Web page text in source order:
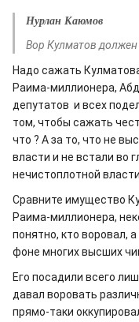
Нурлан Каюмов
Вор Кулматов
Надо сажать
Раима-миллионера,
депутатов и всех
том, чтобы сажать
что ? А за то, что не
власти и не встали во
нечистоплотной власти.
Сравните имущество
Раима-миллионера,
понятно, кто воровал,
фоне многих высших
Его посадили всего
давал воровать
прямо-таки